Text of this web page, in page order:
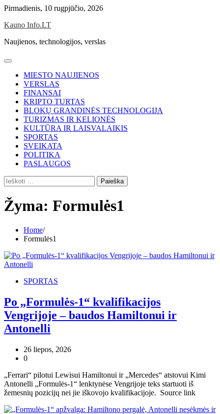
Skip
content
Pirmadienis, 10 rugpjūčio, 2026
Kauno Info.LT
Naujienos, technologijos, verslas
MIESTO NAUJIENOS
VERSLAS
FINANSAI
KRIPTO TURTAS
BLOKŲ GRANDINĖS TECHNOLOGIJA
TURIZMAS IR KELIONĖS
KULTŪRA IR LAISVALAIKIS
SPORTAS
SVEIKATA
POLITIKA
PASLAUGOS
Ieškoti:
Žyma: Formulės1
Home
Formulės1
SPORTAS
Po „Formulės-1“ kvalifikacijos
Vengrijoje – baudos Hamiltonui ir
Antonelli
26 liepos, 2026
0
„Ferrari“ pilotui Lewisui Hamiltonui ir „Mercedes“ atstovui Kimi
Antonelli „Formulės-1“ lenktynėse Vengrijoje teks startuoti iš
žemesnių pozicijų nei jie iškovojo kvalifikacijoje. Source link